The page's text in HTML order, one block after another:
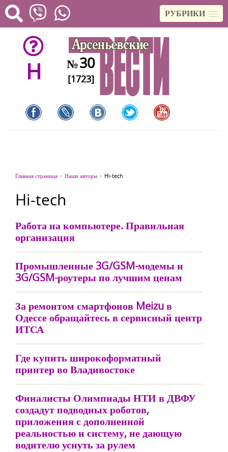
РУБРИКИ
H №30
[1723]
Главная страница Наши авторы Hi-tech
Hi-tech
Работа на компьютере. Правильная
организация
Промышленные 3G/GSM-модемы и
3G/GSM-роутеры по лучшим ценам
За ремонтом смартфонов Meizu в
Одессе обращайтесь в сервисный центр
ИТСА
Где купить широкоформатный
принтер во Владивостоке
Финалисты Олимпиады НТИ в ДВФУ
создадут подводных роботов,
приложения с дополненной
реальностью и систему, не дающую
водителю уснуть за рулем